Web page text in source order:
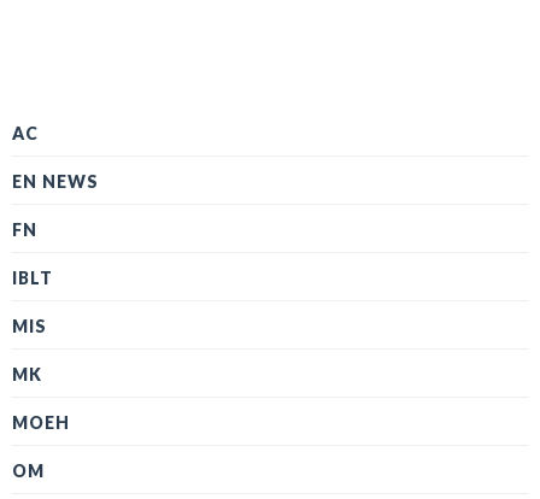
AC
EN NEWS
FN
IBLT
MIS
MK
MOEH
OM